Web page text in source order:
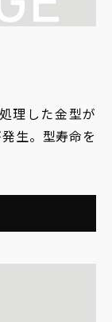
理した金型が
生。型寿命を